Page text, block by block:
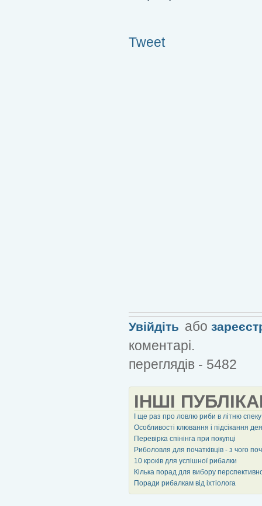
Tweet
Увійдіть або
коментарі.
переглядів - 5482
ІНШІ
І ще раз про ловлю риби в літню спеку
Особливості клювання і підсікання
Перевірка спінінга при покупці
Риболовля для початківців - з чого
10 кроків для успішної рибалки
Кілька порад для вибору
Поради рибалкам від іхтіолога